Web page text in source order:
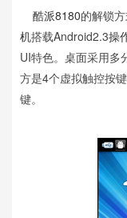
酷派8180的解锁
机搭载Android2.3操
UI特色。桌面采用多
方是4个虚拟触控按
键。